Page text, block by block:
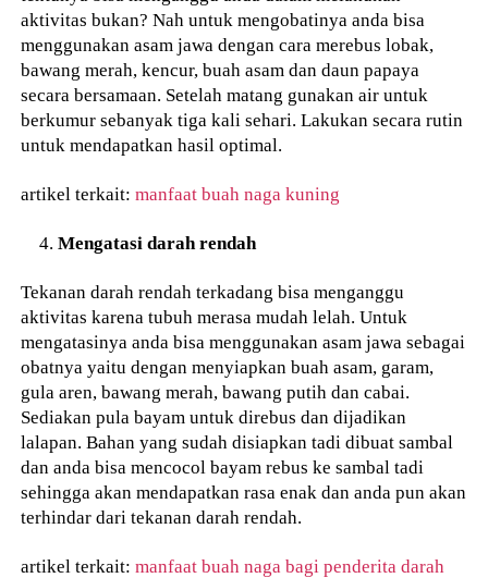
aktivitas bukan? Nah untuk mengobatinya anda bisa
menggunakan asam jawa dengan cara merebus lobak,
bawang merah, kencur, buah asam dan daun papaya
secara bersamaan. Setelah matang gunakan air untuk
berkumur sebanyak tiga kali sehari. Lakukan secara rutin
untuk mendapatkan hasil optimal.
artikel terkait:manfaat buah naga kuning
Mengatasi darah rendah
Tekanan darah rendah terkadang bisa menganggu
aktivitas karena tubuh merasa mudah lelah. Untuk
mengatasinya anda bisa menggunakan asam jawa sebagai
obatnya yaitu dengan menyiapkan buah asam, garam,
gula aren, bawang merah, bawang putih dan cabai.
Sediakan pula bayam untuk direbus dan dijadikan
lalapan. Bahan yang sudah disiapkan tadi dibuat sambal
dan anda bisa mencocol bayam rebus ke sambal tadi
sehingga akan mendapatkan rasa enak dan anda pun akan
terhindar dari tekanan darah rendah.
artikel terkait:manfaat buah naga bagi penderita darah